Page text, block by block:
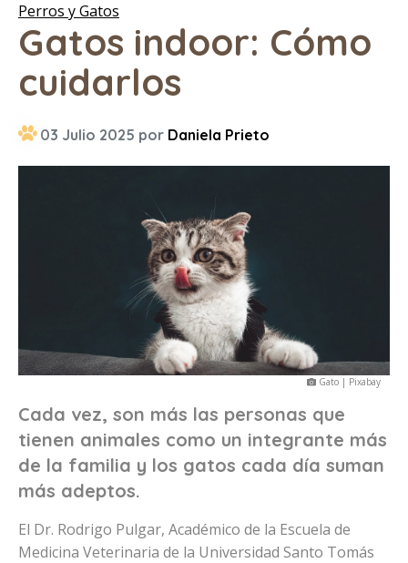
Perros y Gatos
Gatos indoor: Cómo
cuidarlos
03 Julio 2025 por Daniela Prieto
Gato | Pixabay
Cada vez, son más las personas que
tienen animales como un integrante más
de la familia y los gatos cada día suman
más adeptos.
El Dr. Rodrigo Pulgar, Académico de la Escuela de
Medicina Veterinaria de la Universidad Santo Tomás